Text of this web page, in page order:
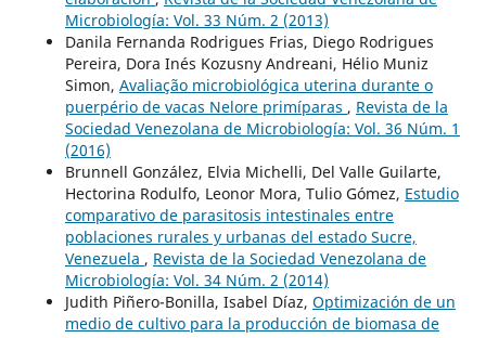
Microbiología: Vol. 33 Núm. 2 (2013)
Danila Fernanda Rodrigues Frias, Diego Rodrigues
Pereira, Dora Inés Kozusny Andreani, Hélio Muniz
Simon, Avaliação microbiológica uterina durante o
puerpério de vacas Nelore primíparas , Revista de la
Sociedad Venezolana de Microbiología: Vol. 36 Núm. 1
(2016)
Brunnell González, Elvia Michelli, Del Valle Guilarte,
Hectorina Rodulfo, Leonor Mora, Tulio Gómez, Estudio
comparativo de parasitosis intestinales entre
poblaciones rurales y urbanas del estado Sucre,
Venezuela , Revista de la Sociedad Venezolana de
Microbiología: Vol. 34 Núm. 2 (2014)
Judith Piñero-Bonilla, Isabel Díaz, Optimización de un
medio de cultivo para la producción de biomasa de